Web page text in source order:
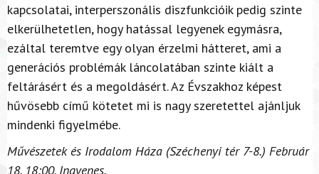
kapcsolatai, interperszonális diszfunkcióik pedig szinte
elkerülhetetlen, hogy hatással legyenek egymásra,
ezáltal teremtve egy olyan érzelmi hátteret, ami a
generációs problémák láncolatában szinte kiált a
feltárásért és a megoldásért. Az Évszakhoz képest
hűvösebb című kötetet mi is nagy szeretettel ajánljuk
mindenki figyelmébe.
Művészetek és Irodalom Háza (Széchenyi tér 7-8.) Február
18. 18:00. Ingyenes.